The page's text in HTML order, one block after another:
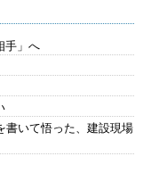
手」へ
書いて悟った、建設現場